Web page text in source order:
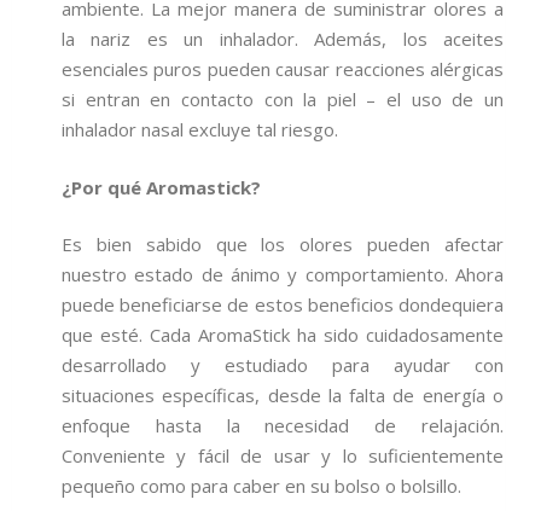
ambiente. La mejor manera de suministrar olores a
la nariz es un inhalador. Además, los aceites
esenciales puros pueden causar reacciones alérgicas
si entran en contacto con la piel – el uso de un
inhalador nasal excluye tal riesgo.
¿Por qué Aromastick?
Es bien sabido que los olores pueden afectar
nuestro estado de ánimo y comportamiento. Ahora
puede beneficiarse de estos beneficios dondequiera
que esté. Cada AromaStick ha sido cuidadosamente
desarrollado y estudiado para ayudar con
situaciones específicas, desde la falta de energía o
enfoque hasta la necesidad de relajación.
Conveniente y fácil de usar y lo suficientemente
pequeño como para caber en su bolso o bolsillo.